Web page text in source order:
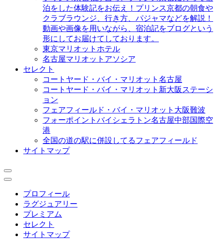
泊をした体験記をお伝え！プリンス京都の朝食や
クラブラウンジ、行き方、パジャマなどを解説！
動画や画像を用いながら、宿泊記をブログという
形にしてお届けてしております。
東京マリオットホテル
名古屋マリオットアソシア
セレクト
コートヤード・バイ・マリオット名古屋
コートヤード・バイ・マリオット新大阪ステーシ
ョン
フェアフィールド・バイ・マリオット大阪難波
フォーポイントバイシェラトン名古屋中部国際空
港
全国の道の駅に併設してるフェアフィールド
サイトマップ
プロフィール
ラグジュアリー
プレミアム
セレクト
サイトマップ